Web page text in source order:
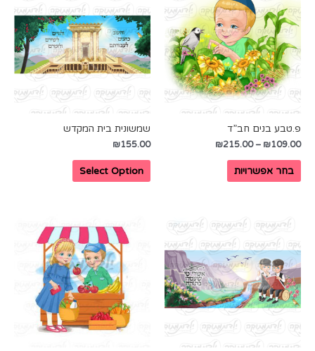
פ.טבע בנים חב”ד
₪109.00
–
₪215.00
בחר אפשרויות
שמשונית בית המקדש
₪155.00
Select Option